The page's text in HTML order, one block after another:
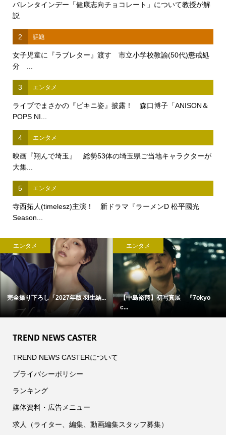
バレンタインデー「健康志向チョコレート」について教授が解
説
2 話題
女子児童に『ラブレター』渡す 市立小学校教諭(50代)懲戒処
分 ...
3 エンタメ
ライブでまさかの『ビキニ姿』披露！ 森口博子「ANISON＆
POPS NI...
4 エンタメ
映画『翔んで埼玉』 総勢53体の埼玉県ご当地キャラクターが
大集...
5 エンタメ
寺西拓人(timelesz)主演！ 新ドラマ『ラーメンD 松平國光
Season...
エンタメ
完全撮り下ろし「2027年版 羽生結...
エンタメ
【中島裕翔】初写真展 『7okyo
c...
TREND NEWS CASTER
TREND NEWS CASTERについて
プライバシーポリシー
ランキング
媒体資料・広告メニュー
求人（ライター、編集、動画編集スタッフ募集）